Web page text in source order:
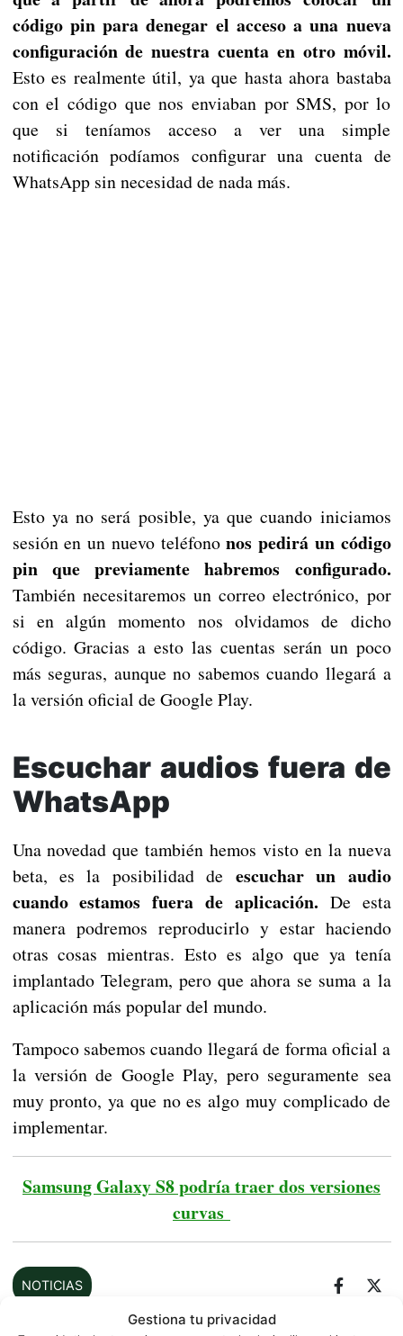
Gestiona tu privacidad
código pin para denegar el acceso a una nueva
configuración de nuestra cuenta en otro móvil.
Esto es realmente útil, ya que hasta ahora bastaba
con el código que nos enviaban por SMS, por lo
que si teníamos acceso a ver una simple
notificación podíamos configurar una cuenta de
WhatsApp sin necesidad de nada más.
Esto ya no será posible, ya que cuando iniciamos
sesión en un nuevo teléfononos pedirá un código
pin que previamente habremos configurado.
También necesitaremos un correo electrónico, por
si en algún momento nos olvidamos de dicho
código. Gracias a esto las cuentas serán un poco
más seguras, aunque no sabemos cuando llegará a
la versión oficial de Google Play.
Escuchar audios fuera de
WhatsApp
Una novedad que también hemos visto en la nueva
beta, es la posibilidad de escuchar un audio
cuando estamos fuera de aplicación. De esta
manera podremos reproducirlo y estar haciendo
otras cosas mientras. Esto es algo que ya tenía
implantado Telegram, pero que ahora se suma a la
aplicación más popular del mundo.
Tampoco sabemos cuando llegará de forma oficial a
la versión de Google Play, pero seguramente sea
muy pronto, ya que no es algo muy complicado de
implementar.
Samsung Galaxy S8 podría traer dos versiones
curvas
NOTICIAS